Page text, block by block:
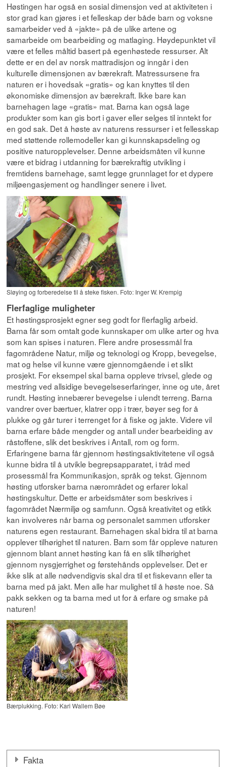
Høstingen har også en sosial dimensjon ved at aktiviteten i
stor grad kan gjøres i et felleskap der både barn og voksne
samarbeider ved å «jakte» på de ulike artene og
samarbeide om bearbeiding og matlaging. Høydepunktet vil
være et felles måltid basert på egenhøstede ressurser. Alt
dette er en del av norsk mattradisjon og inngår i den
kulturelle dimensjonen av bærekraft. Matressursene fra
naturen er i hovedsak «gratis» og kan knyttes til den
økonomiske dimensjon av bærekraft. Ikke bare kan
barnehagen lage «gratis» mat. Barna kan også lage
produkter som kan gis bort i gaver eller selges til inntekt for
en god sak. Det å høste av naturens ressurser i et fellesskap
med støttende rollemodeller kan gi kunnskapsdeling og
positive naturopplevelser. Denne arbeidsmåten vil kunne
være et bidrag i utdanning for bærekraftig utvikling i
fremtidens barnehage, samt legge grunnlaget for et dypere
miljøengasjement og handlinger senere i livet.
Sløying og forberedelse til å steke fisken. Foto: Inger W. Krempig
Flerfaglige muligheter
Et høstingsprosjekt egner seg godt for flerfaglig arbeid.
Barna får som omtalt gode kunnskaper om ulike arter og hva
som kan spises i naturen. Flere andre prosessmål fra
fagområdene Natur, miljø og teknologi og Kropp, bevegelse,
mat og helse vil kunne være gjennomgående i et slikt
prosjekt. For eksempel skal barna oppleve trivsel, glede og
mestring ved allsidige bevegelseserfaringer, inne og ute, året
rundt. Høsting innebærer bevegelse i ulendt terreng. Barna
vandrer over bærtuer, klatrer opp i trær, bøyer seg for å
plukke og går turer i terrenget for å fiske og jakte. Videre vil
barna erfare både mengder og antall under bearbeiding av
råstoffene, slik det beskrives i Antall, rom og form.
Erfaringene barna får gjennom høstingsaktivitetene vil også
kunne bidra til å utvikle begrepsapparatet, i tråd med
prosessmål fra Kommunikasjon, språk og tekst. Gjennom
høsting utforsker barna nærområdet og erfarer lokal
høstingskultur. Dette er arbeidsmåter som beskrives i
fagområdet Nærmiljø og samfunn. Også kreativitet og etikk
kan involveres når barna og personalet sammen utforsker
naturens egen restaurant. Barnehagen skal bidra til at barna
opplever tilhørighet til naturen. Barn som får oppleve naturen
gjennom blant annet høsting kan få en slik tilhørighet
gjennom nysgjerrighet og førstehånds opplevelser. Det er
ikke slik at alle nødvendigvis skal dra til et fiskevann eller ta
barna med på jakt. Men alle har mulighet til å høste noe. Så
pakk sekken og ta barna med ut for å erfare og smake på
naturen!
Bærplukking. Foto: Kari Wallem Bøe
Fakta